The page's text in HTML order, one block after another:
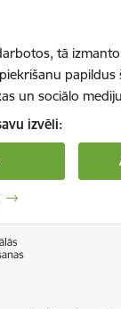
tā
papildus
un sociālo
izvēli: